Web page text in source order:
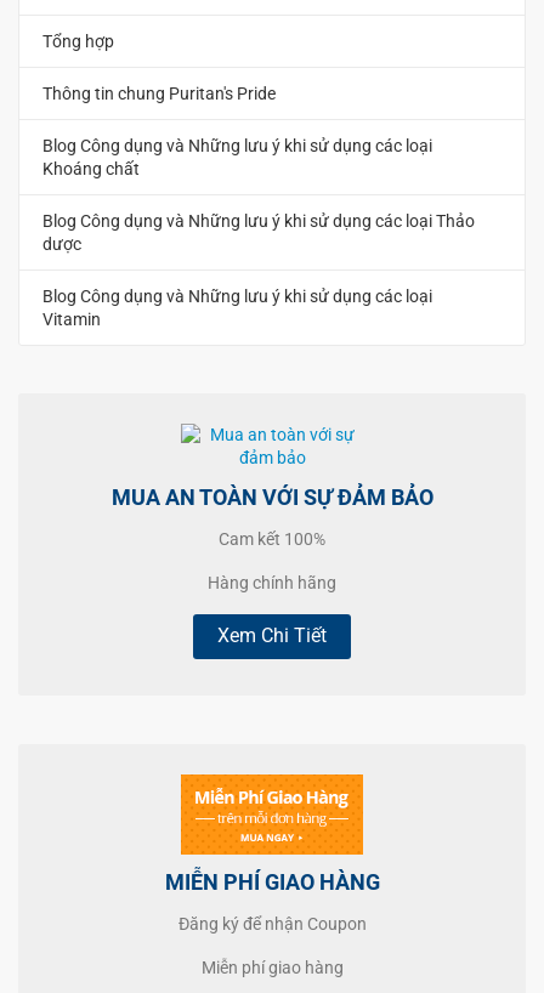
Tổng hợp
Thông tin chung Puritan's Pride
Blog Công dụng và Những lưu ý khi sử dụng các loại
Khoáng chất
Blog Công dụng và Những lưu ý khi sử dụng các loại Thảo
dược
Blog Công dụng và Những lưu ý khi sử dụng các loại
Vitamin
MUA AN TOÀN VỚI SỰ ĐẢM BẢO
Cam kết 100%
Hàng chính hãng
Xem Chi Tiết
MIỄN PHÍ GIAO HÀNG
Đăng ký để nhận Coupon
Miễn phí giao hàng